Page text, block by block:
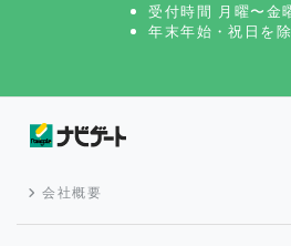
受付時間 月曜〜金
年末年始・祝日を除
会社概要